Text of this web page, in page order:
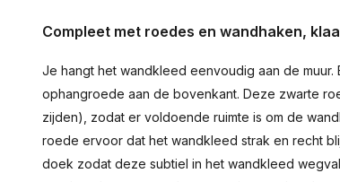
Compleet met roedes en wandhaken,
Je hangt het wandkleed eenvoudig aan de
ophangroede aan de bovenkant. Deze zwarte
zijden), zodat er voldoende ruimte is om de
roede ervoor dat het wandkleed strak en recht
doek zodat deze subtiel in het wandkleed